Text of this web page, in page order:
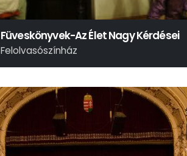
Füveskönyvek-Az Élet Nagy Kérdései
Felolvasószínház
Hamvas Béla – Márai Sándor – Weöres Sándor